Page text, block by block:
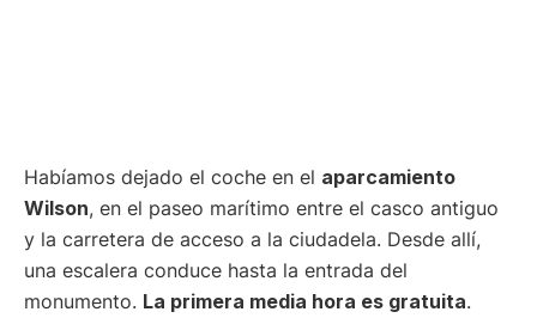
Habíamos dejado el coche en el aparcamiento
Wilson, en el paseo marítimo entre el casco antiguo
y la carretera de acceso a la ciudadela. Desde allí,
una escalera conduce hasta la entrada del
monumento. La primera media hora es gratuita.